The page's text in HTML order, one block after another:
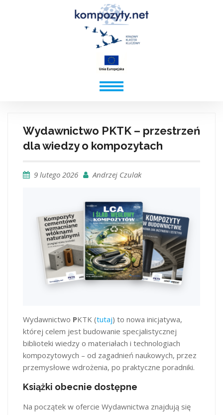
Wydawnictwo PKTK – przestrzeń
dla wiedzy o kompozytach
9 lutego 2026 Andrzej Czulak
Wydawnictwo PKTK (tutaj) to nowa inicjatywa,
której celem jest budowanie specjalistycznej
biblioteki wiedzy o materiałach i technologiach
kompozytowych – od zagadnień naukowych, przez
przemysłowe wdrożenia, po praktyczne poradniki.
Książki obecnie dostępne
Na początek w ofercie Wydawnictwa znajdują się